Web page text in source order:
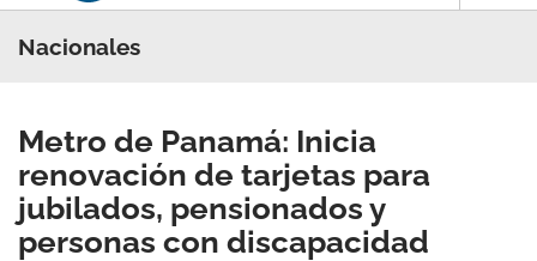
Nacionales
Metro de Panamá: Inicia
renovación de tarjetas para
jubilados, pensionados y
personas con discapacidad